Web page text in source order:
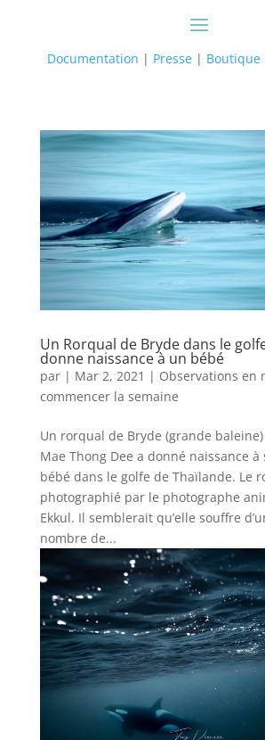
Documentation | Presse| Boutique
Un Rorqual de Bryde dans le
donne naissance à un bébé
par | Mar 2, 2021 | Observations en
commencer la semaine
Un rorqual de Bryde (grande
Mae Thong Dee a donné naissance
bébé dans le golfe de Thaïlande. Le
photographié par le photographe
Ekkul. Il semblerait qu’elle souffre
nombre de...